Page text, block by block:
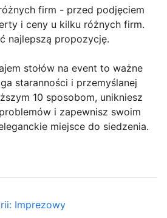
firm - przed podjęciem
i ceny u kilku różnych firm.
najlepszą propozycję.
stołów na event to ważne
staranności i przemyślanej
10 sposobom, unikniesz
i zapewnisz swoim
miejsce do siedzenia.
Imprezowy